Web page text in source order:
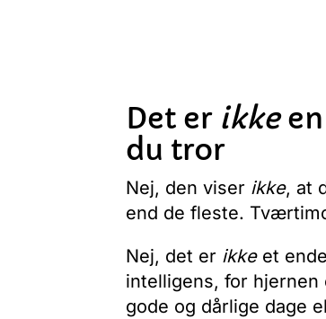
Det er ikkeen
du tror
Nej, den viser ikke, at
end de fleste.
Nej, det er ikkeet
intelligens, for hjernen
gode og dårlige dage